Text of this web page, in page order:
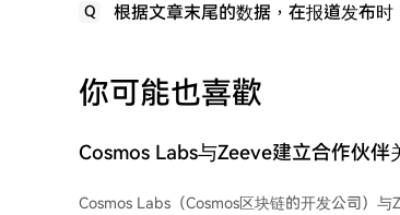
Q 根据文章末尾的数据，在报道发布时
你可能也喜歡
Cosmos Labs与Zeeve建立合作伙伴
Cosmos Labs（Cosmos区块链的开发公司）